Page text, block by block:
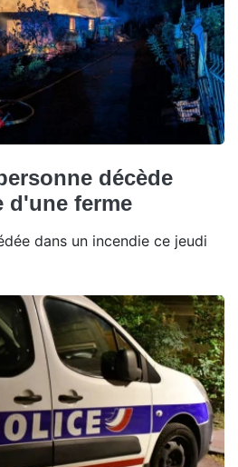
décède
d'une ferme
dans un incendie ce jeudi